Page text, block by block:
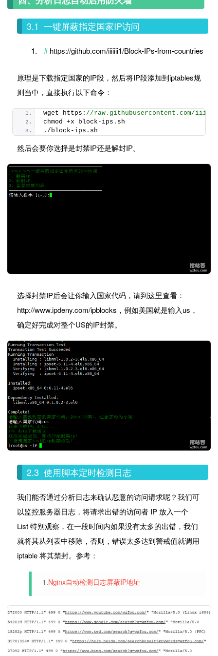
3.1 一键屏蔽指定国家IP访问
https://github.com/iiiiiii1/Block-IPs-from-countries
原理是下载指定国家的IP段，然后将IP段添加到iptables规
则当中，直接执行以下命令：
wget https: //raw.githubusercontent.com/
chmod +x block-ips. sh
./block-ips. sh
然后会要你选择是封禁IP还是解封IP。
选择封禁IP后会让你输入国家代码，请到这里查看：
http://www.ipdeny.com/ipblocks，例如美国就是输入us，
确定好完成对整个US的IP封禁。
2.3 使用脚本定时检测日志
我们能否通过分析日志来确认恶意的访问请求呢？我们可
以监控服务器日志，将请求出错的访问者 IP 放入一个
List 特别观察，在一段时间内如果没有太多的出错，我们
就将其从列表中移除，否则，错误太多达到警戒值就调用
iptable 将其禁封。参考：
1.Nginx自动检测日志屏蔽IP地址